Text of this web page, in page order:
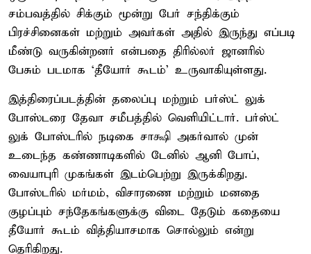
சம்பவத்தில் சிக்கும் மூன்று பேர் சந்திக்கும்
பிரச்சினைகள் மற்றும் அவர்கள் அதில் இருந்து எப்படி
மீண்டு வருகின்றனர் என்பதை திரில்லர் ஜானரில்
பேசும் படமாக ‘தீயோர் கூடம்’ உருவாகியுள்ளது.
இத்திரைப்படத்தின் தலைப்பு மற்றும் பர்ஸ்ட் லுக்
போஸ்டரை தேவா சமீபத்தில் வெளியிட்டார். பர்ஸ்ட்
லுக் போஸ்டரில் நடிகை சாக்ஷி அகர்வால் முன்
உடைந்த கண்ணாடிகளில் டேனில் ஆனி போப்,
வையாபுரி முகங்கள் இடம்பெற்று இருக்கிறது.
போஸ்டரில் மர்மம், விசாரணை மற்றும் மனதை
குழப்பும் சந்தேகங்களுக்கு விடை தேடும் கதையை
தீயோர் கூடம் வித்தியாசமாக சொல்லும் என்று
தெரிகிறது.